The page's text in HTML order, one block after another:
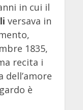
in cui il
versava in
1835,
recita i
dell’amore
è